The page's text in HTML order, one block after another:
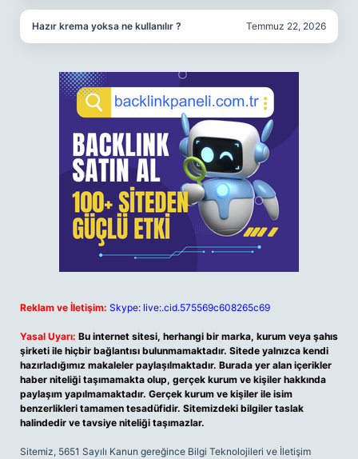
Hazır krema yoksa ne kullanılır ? Temmuz 22, 2026
Reklam ve İletişim: Skype: live:.cid.575569c608265c69
Yasal Uyarı: Bu internet sitesi, herhangi bir marka, kurum veya şahıs
şirketi ile hiçbir bağlantısı bulunmamaktadır. Sitede yalnızca kendi
hazırladığımız makaleler paylaşılmaktadır. Burada yer alan içerikler
haber niteliği taşımamakta olup, gerçek kurum ve kişiler hakkında
paylaşım yapılmamaktadır. Gerçek kurum ve kişiler ile isim
benzerlikleri tamamen tesadüfidir. Sitemizdeki bilgiler taslak
halindedir ve tavsiye niteliği taşımazlar.
Sitemiz, 5651 Sayılı Kanun gereğince Bilgi Teknolojileri ve İletişim